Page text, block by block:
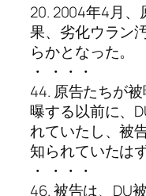
20. 2004年4月
果、劣化ウラン
らかとなった。
・ ・・・
44. 原告たちが
曝する以前に、
れていたし、被
知られていたは
・ ・・・
46. 被告は、DU